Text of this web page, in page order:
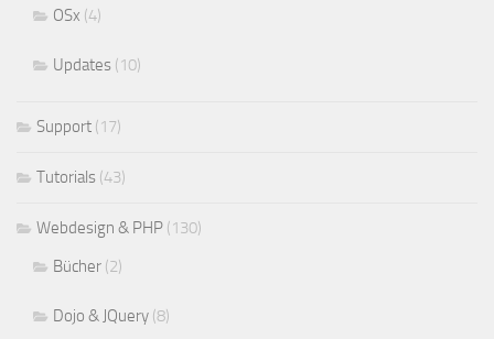
OSx (4)
Updates (10)
Support (17)
Tutorials (43)
Webdesign & PHP (130)
Bücher (2)
Dojo & JQuery (8)